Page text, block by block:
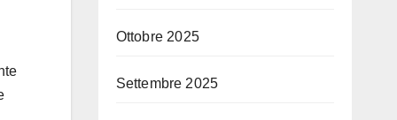
Ottobre 2025
Settembre 2025